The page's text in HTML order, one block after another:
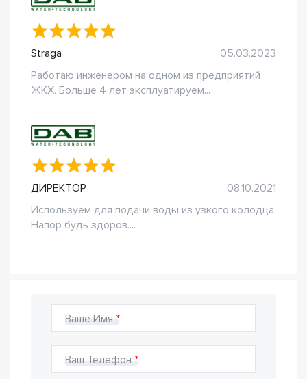
Straga
05.03.2023
Работаю инженером на одном из предприятий
ЖКХ. Больше 4 лет эксплуатируем...
ДИРЕКТОР
08.10.2021
Используем для подачи воды из узкого колодца.
Напор будь здоров....
Ваше Имя
Ваш Телефон